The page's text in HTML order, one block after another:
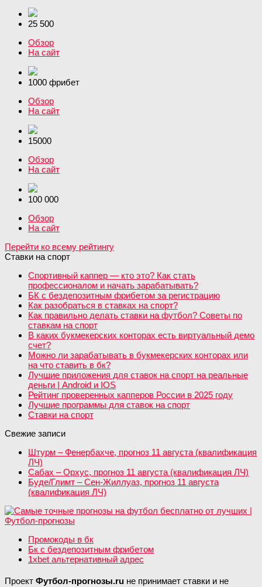
25 500
Обзор
На сайт
1000 фрибет
Обзор
На сайт
15000
Обзор
На сайт
100 000
Обзор
На сайт
Перейти ко всему рейтингу
Ставки на спорт
Спортивный каппер — кто это? Как стать
профессионалом и начать зарабатывать?
БК с бездепозитным фрибетом за регистрацию
Как разобраться в ставках на спорт?
Как правильно делать ставки на футбол? Советы по
ставкам на спорт
В каких букмекерских конторах есть виртуальный демо
счет?
Можно ли зарабатывать в букмекерских конторах или
на что ставить в бк?
Лучшие приложения для ставок на спорт на реальные
деньги | Android и IOS
Рейтинг проверенных капперов России в 2025 году
Лучшие программы для ставок на спорт
Ставки на спорт
Свежие записи
Штурм – Фенербахче, прогноз 11 августа (квалификация
ЛЧ)
Сабах – Орхус, прогноз 11 августа (квалификация ЛЧ)
Буде/Глимт – Сен-Жиллуаз, прогноз 11 августа
(квалификация ЛЧ)
Промокоды в бк
Бк с бездепозитным фрибетом
1xbet альтернативный адрес
Проект Футбол-прогнозы.ru не принимает ставки и не